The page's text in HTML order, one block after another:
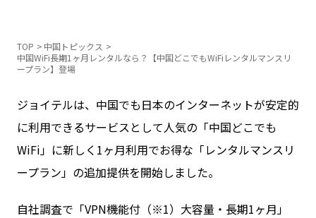
お問い合わせ
中国トピックス
法人登録
TOP
中国トピックス
中国WiFi長期1ヶ月レンタルなら？【中国どこでもWiFiレンタルマンスリ
ープラン】登場
ジョイテルは、中国でも日本のインターネットが安定的
に利用できるサービスとして人気の「中国どこでも
WiFi」に新しく1ヶ月利用でお得な「レンタルマンスリ
ープラン」の追加提供を開始しました。
自社調査で「VPN機能付（※1）大容量・長期1ヶ月」